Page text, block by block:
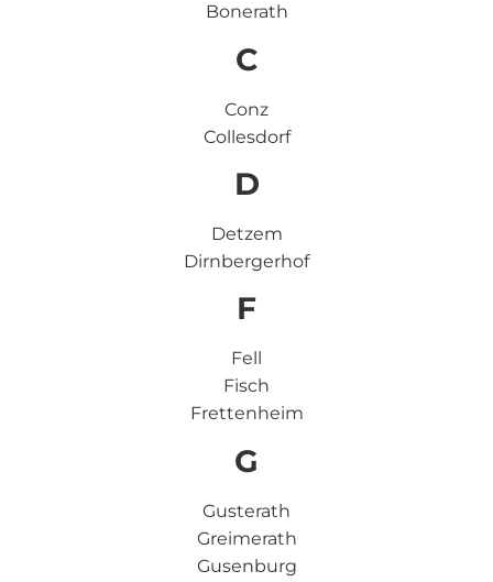
Bonerath
C
Conz
Collesdorf
D
Detzem
Dirnbergerhof
F
Fell
Fisch
Frettenheim
G
Gusterath
Greimerath
Gusenburg